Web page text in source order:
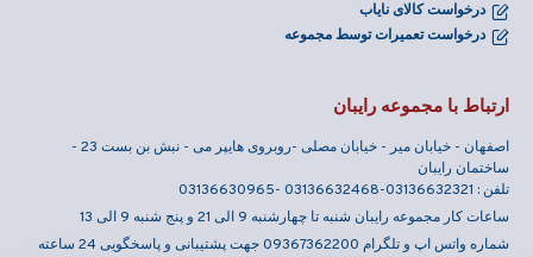
درخواست کالای نایاب
درخواست تعمیرات توسط مجموعه
ارتباط با مجموعه رایبان
اصفهان - خیابان میر - خیابان مصلی -روبروی هایپر می - نبش بن بست 23 -
ساختمان رایبان
تلفن : 03136632321-03136632468 -03136630965
ساعات کار مجموعه رایبان شنبه تا چهارشنبه 9 الی 21 و پنج شنبه 9 الی 13
شماره واتس اپ و تلگرام 09367362200 جهت پشتیبانی و پاسخگویی 24 ساعته